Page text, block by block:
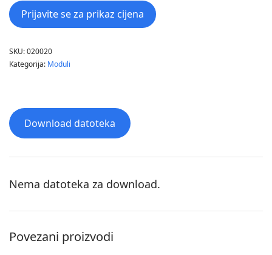
Prijavite se za prikaz cijena
SKU:020020
Kategorija: Moduli
Download datoteka
Nema datoteka za download.
Povezani proizvodi